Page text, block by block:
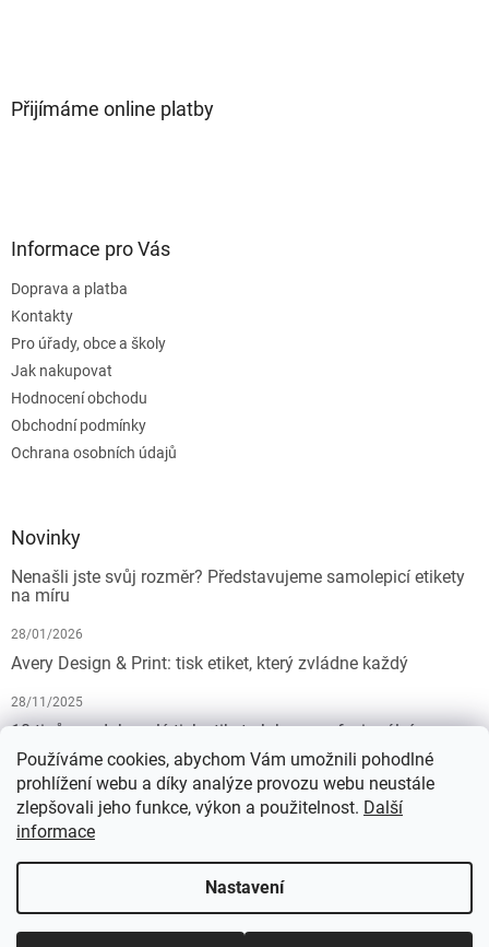
Používáme cookies, abychom Vám umožnili pohodlné
prohlížení webu a díky analýze provozu webu neustále
zlepšovali jeho funkce, výkon a použitelnost. Další
informace
Nastavení
Přijímáme online platby
Informace pro Vás
Doprava a platba
Kontakty
Pro úřady, obce a školy
Jak nakupovat
Hodnocení obchodu
Obchodní podmínky
Ochrana osobních údajů
Novinky
Nenašli jste svůj rozměr? Představujeme samolepicí etikety
na míru
28/01/2026
Avery Design & Print: tisk etiket, který zvládne každý
28/11/2025
10 tipů pro dokonalý tisk etiket: Jak na profesionální
výsledek bez starostí
19/07/2025
KALEDA, a.s. | etikety-stitky.cz